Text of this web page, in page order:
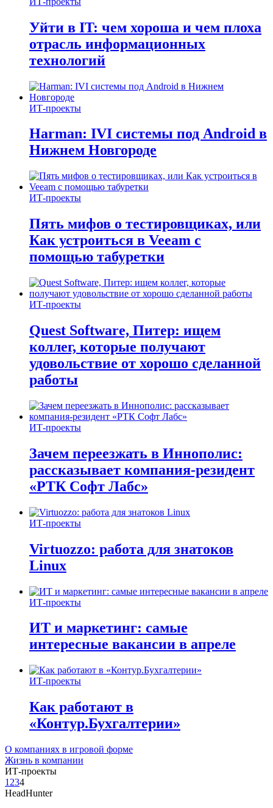
Уйти в IT: чем хороша и чем плоха
отрасль информационных
технологий
ИТ-проекты
Harman: IVI системы под Android в
Нижнем Новгороде
ИТ-проекты
Пять мифов о тестировщиках, или
Как устроиться в Veeam с
помощью табуретки
ИТ-проекты
Quest Software, Питер: ищем
коллег, которые получают
удовольствие от хорошо сделанной
работы
ИТ-проекты
Зачем переезжать в Иннополис:
рассказывает компания-резидент
«РТК Софт Лабс»
ИТ-проекты
Virtuozzo: работа для знатоков
Linux
ИТ-проекты
ИТ и маркетинг: самые
интересные вакансии в апреле
ИТ-проекты
Как работают в
«Контур.Бухгалтерии»
О компаниях в игровой форме
Жизнь в компании
ИТ-проекты
1 234
HeadHunter